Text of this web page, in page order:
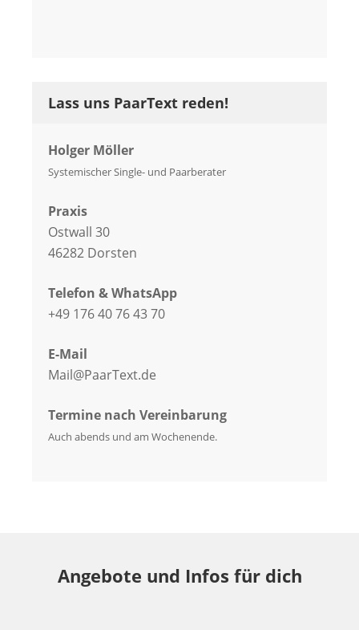
Lass uns PaarText reden!
Holger Möller
Systemischer Single- und Paarberater
Praxis
Ostwall 30
46282 Dorsten
Telefon & WhatsApp
+49 176 40 76 43 70
E-Mail
Mail@PaarText.de
Termine nach Vereinbarung
Auch abends und am Wochenende.
Angebote und Infos für dich